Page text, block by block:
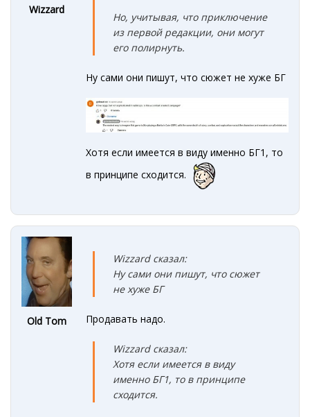
Wizzard
Но, учитывая, что приключение
из первой редакции, они могут
его полирнуть.
Ну сами они пишут, что сюжет не хуже БГ
Хотя если имеется в виду именно БГ1, то
в принципе сходится.
Old Tom
Wizzard сказал:
Ну сами они пишут, что сюжет
не хуже БГ
Продавать надо.
Wizzard сказал:
Хотя если имеется в виду
именно БГ1, то в принципе
сходится.